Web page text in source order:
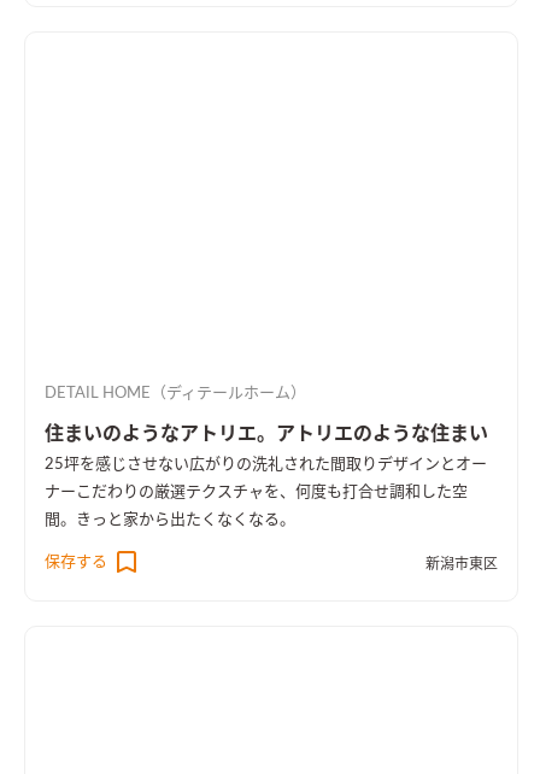
DETAIL HOME（ディテールホーム）
住まいのようなアトリエ。アトリエのような住まい
25坪を感じさせない広がりの洗礼された間取りデザインとオー
ナーこだわりの厳選テクスチャを、何度も打合せ調和した空
間。きっと家から出たくなくなる。
保存する 新潟市東区